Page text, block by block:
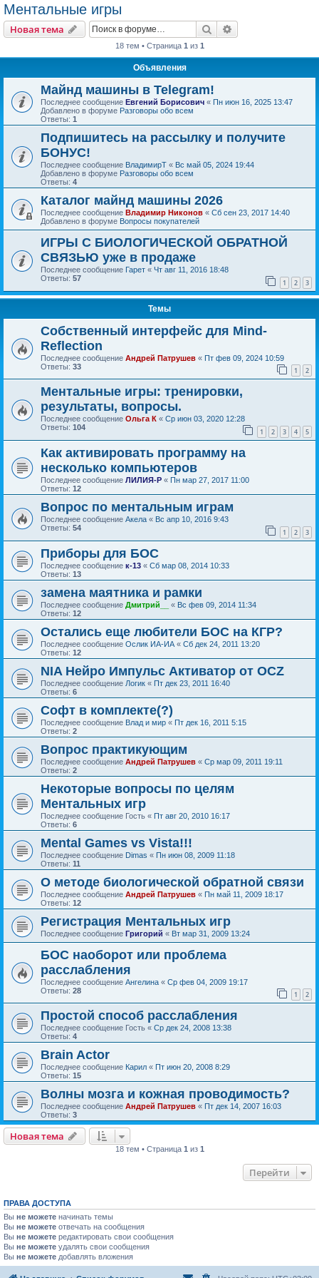
Ментальные игры
Новая тема Поиск
18 тем • Страница 1 из 1
Объявления
Майнд машины в Telegram!
Последнее сообщение Евгений Борисович « Пн июн 16, 2025 13:47
Добавлено в форуме Разговоры обо всем
Ответы: 1
Подпишитесь на рассылку и получите
БОНУС!
Последнее сообщение ВладимирТ « Вс май 05, 2024 19:44
Добавлено в форуме Разговоры обо всем
Ответы: 4
Каталог майнд машины 2026
Последнее сообщение Владимир Никонов « Сб сен 23, 2017 14:40
Добавлено в форуме Вопросы покупателей
ИГРЫ С БИОЛОГИЧЕСКОЙ ОБРАТНОЙ
СВЯЗЬЮ уже в продаже
Последнее сообщение Гарет « Чт авг 11, 2016 18:48
Ответы: 57 1 2 3
Темы
Собственный интерфейс для Mind-
Reflection
Последнее сообщение Андрей Патрушев « Пт фев 09, 2024 10:59
Ответы: 33 1 2
Ментальные игры: тренировки,
результаты, вопросы.
Последнее сообщение Ольга К « Ср июн 03, 2020 12:28
Ответы: 104 1 2 3 4 5
Как активировать программу на
несколько компьютеров
Последнее сообщение ЛИЛИЯ-Р « Пн мар 27, 2017 11:00
Ответы: 12
Вопрос по ментальным играм
Последнее сообщение Акела « Вс апр 10, 2016 9:43
Ответы: 54 1 2 3
Приборы для БОС
Последнее сообщение к-13 « Сб мар 08, 2014 10:33
Ответы: 13
замена маятника и рамки
Последнее сообщение Дмитрий__ « Вс фев 09, 2014 11:34
Ответы: 12
Остались еще любители БОС на КГР?
Последнее сообщение Ослик ИА-ИА « Сб дек 24, 2011 13:20
Ответы: 12
NIA Нейро Импульс Активатор от OCZ
Последнее сообщение Логик « Пт дек 23, 2011 16:40
Ответы: 6
Софт в комплекте(?)
Последнее сообщение Влад и мир « Пт дек 16, 2011 5:15
Ответы: 2
Вопрос практикующим
Последнее сообщение Андрей Патрушев « Ср мар 09, 2011 19:11
Ответы: 2
Некоторые вопросы по целям
Ментальных игр
Последнее сообщение Гость « Пт авг 20, 2010 16:17
Ответы: 6
Mental Games vs Vista!!!
Последнее сообщение Dimas « Пн июн 08, 2009 11:18
Ответы: 11
О методе биологической обратной связи
Последнее сообщение Андрей Патрушев « Пн май 11, 2009 18:17
Ответы: 12
Регистрация Ментальных игр
Последнее сообщение Григорий « Вт мар 31, 2009 13:24
БОС наоборот или проблема
расслабления
Последнее сообщение Ангелина « Ср фев 04, 2009 19:17
Ответы: 28 1 2
Простой способ расслабления
Последнее сообщение Гость « Ср дек 24, 2008 13:38
Ответы: 4
Brain Actor
Последнее сообщение Карил « Пт июн 20, 2008 8:29
Ответы: 15
Волны мозга и кожная проводимость?
Последнее сообщение Андрей Патрушев « Пт дек 14, 2007 16:03
Ответы: 3
Новая тема
18 тем • Страница 1 из 1
Перейти
ПРАВА ДОСТУПА
Вы не можете начинать темы
Вы не можете отвечать на сообщения
Вы не можете редактировать свои сообщения
Вы не можете удалять свои сообщения
Вы не можете добавлять вложения